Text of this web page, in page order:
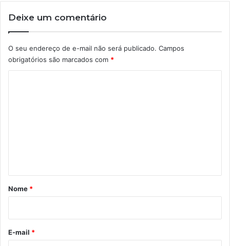
Deixe um comentário
O seu endereço de e-mail não será publicado. Campos
obrigatórios são marcados com *
r
*
Nome *
E-mail *